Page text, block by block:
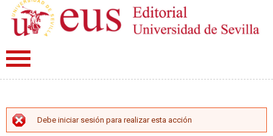
MENSAJE DE ERROR
Debe iniciar sesión para realizar esta acción